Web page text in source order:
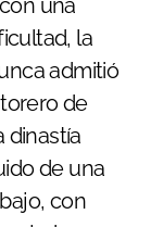
una
la
admitió
de
dinastía
de una
con